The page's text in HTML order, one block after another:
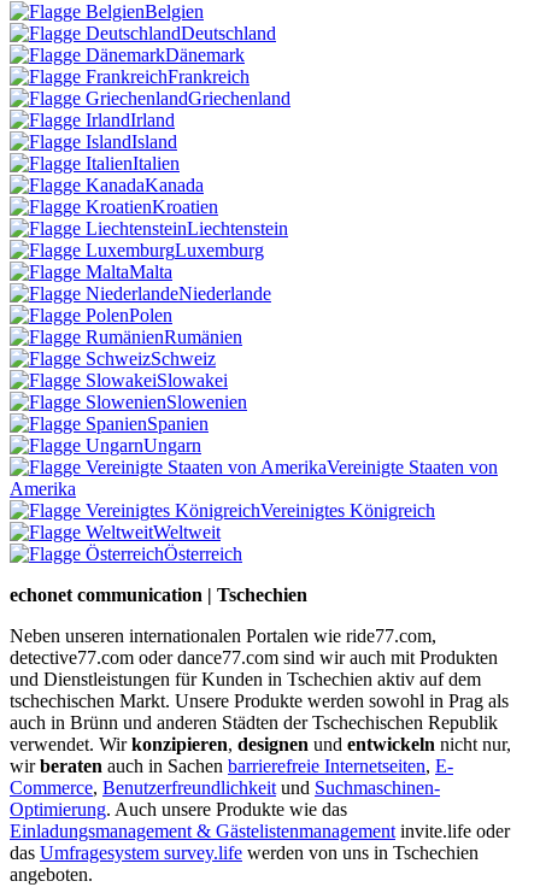
Belgien
Deutschland
Dänemark
Frankreich
Griechenland
Irland
Island
Italien
Kanada
Kroatien
Liechtenstein
Luxemburg
Malta
Niederlande
Polen
Rumänien
Schweiz
Slowakei
Slowenien
Spanien
Ungarn
Vereinigte Staaten von
Amerika
Vereinigtes Königreich
Weltweit
Österreich
echonet communication | Tschechien
Neben unseren internationalen Portalen wie ride77.com,
detective77.com oder dance77.com sind wir auch mit Produkten
und Dienstleistungen für Kunden in Tschechien aktiv auf dem
tschechischen Markt. Unsere Produkte werden sowohl in Prag als
auch in Brünn und anderen Städten der Tschechischen Republik
verwendet. Wirkonzipieren, designen und entwickeln nicht nur,
wirberaten auch in Sachen barrierefreie Internetseiten, E-
Commerce, Benutzerfreundlichkeit und Suchmaschinen-
Optimierung. Auch unsere Produkte wie das
Einladungsmanagement & Gästelistenmanagement invite.life oder
das Umfragesystem survey.life werden von uns in Tschechien
angeboten.